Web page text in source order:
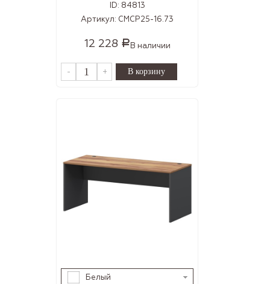
ID: 84813
Артикул: СМСР25-16.73
12 228 Р В наличии
- +
Белый